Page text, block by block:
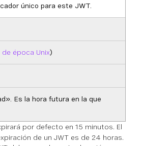
único para este JWT.
época Unix)
Es la hora futura en la que
por defecto en 15 minutos. El
de un JWT es de 24 horas.